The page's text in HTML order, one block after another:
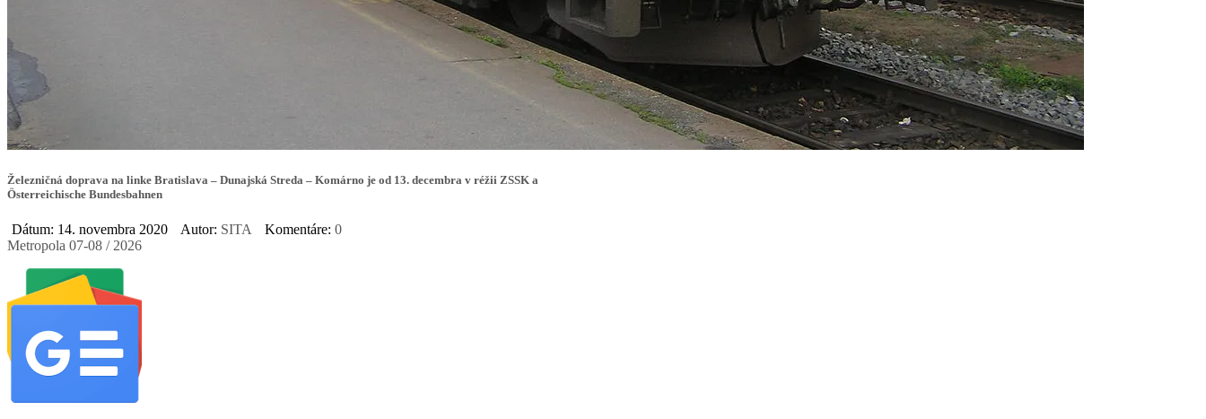
Železničná doprava na linke Bratislava – Dunajská Streda – Komárno je od 13. decembra v réžii ZSSK a
Österreichische Bundesbahnen
Dátum: 14. novembra 2020 Autor: SITA Komentáre: 0
Metropola 07-08 / 2026